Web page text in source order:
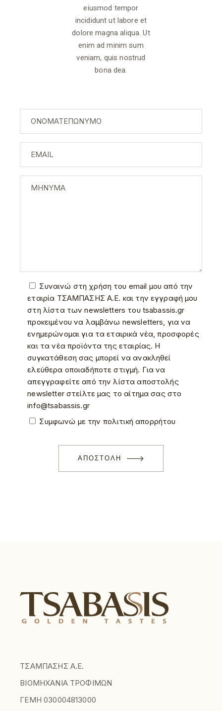
eiusmod tempor
incididunt ut labore et
dolore magna aliqua. Ut
enim ad minim sum
veniam, quis nostrud
bona dea.
Συναινώ στη χρήση του email μου από την
εταιρία ΤΣΑΜΠΑΣΗΣ Α.Ε. και την εγγραφή μου
στη λίστα των newsletters του tsabassis.gr
προκειμένου να λαμβάνω newsletters, για να
ενημερώνομαι για τα εταιρικά νέα, προσφορές
και τα νέα προϊόντα της εταιρίας. Η
συγκατάθεση σας μπορεί να ανακληθεί
ελεύθερα οποιαδήποτε στιγμή. Για να
απεγγραφείτε από την λίστα αποστολής
newsletter στείλτε μας το αίτημα σας στο
info@tsabassis.gr
Συμφωνώ με την πολιτική απορρήτου
ΑΠΟΣΤΟΛΗ
ΤΣΑΜΠΑΣΗΣ Α.Ε.
ΒΙΟΜΗΧΑΝΙΑ ΤΡΟΦΙΜΩΝ
ΓΕΜΗ 030004813000